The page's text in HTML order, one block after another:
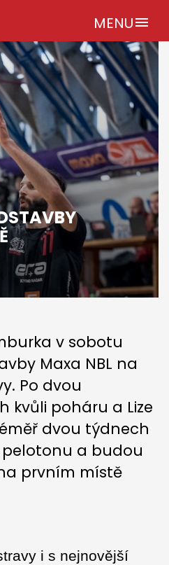
MENUmenu
v sobotu
Maxa NBL na
Po dvou
kvůli poháru a Lize
dvou týdnech
a budou
prvním místě
i s nejnovější